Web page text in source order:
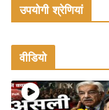
उपयोगी श्रेणियां
वीडियो